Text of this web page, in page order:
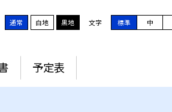
通常 白地 黒地 文字 標準 中
予定表